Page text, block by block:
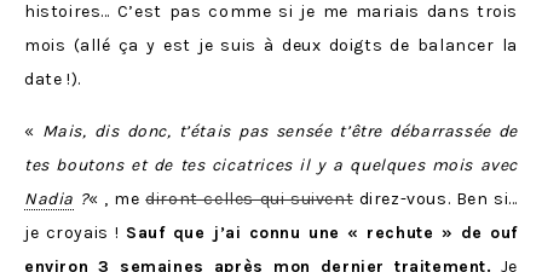
histoires… C’est pas comme si je me mariais dans trois
mois (allé ça y est je suis à deux doigts de balancer la
date !).
« Mais, dis donc, t’étais pas sensée t’être débarrassée de
tes boutons et de tes cicatrices il y a quelques mois avec
Nadia ?« , mediront celles qui suiventdirez-vous. Ben si…
je croyais ! Sauf que j’ai connu une « rechute » de ouf
environ 3 semaines après mon dernier traitement. Je